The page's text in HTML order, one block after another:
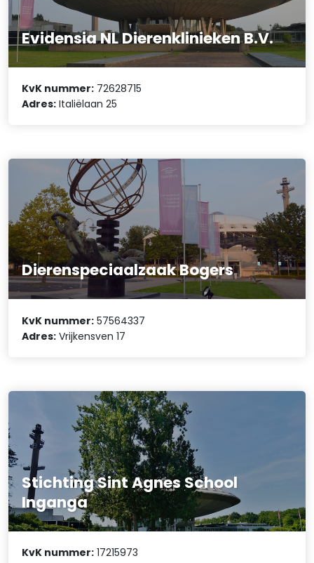
Evidensia NL Dierenklinieken B.V.
KvK nummer: 72628715
Adres: Italiëlaan 25
Dierenspeciaalzaak Bogers
KvK nummer: 57564337
Adres: Vrijkensven 17
Stichting Sint Agnes School
Inganga
KvK nummer: 17215973